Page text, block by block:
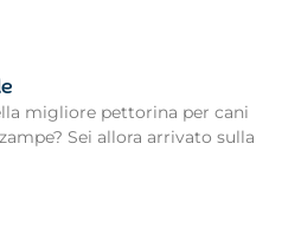
migliore pettorina per cani
Sei allora arrivato sulla